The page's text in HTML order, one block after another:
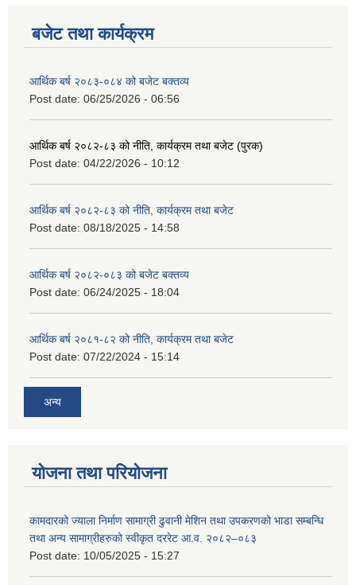
बजेट तथा कार्यक्रम
आर्थिक बर्ष २०८३-०८४ को बजेट बक्तव्य
Post date: 06/25/2026 - 06:56
आर्थिक बर्ष २०८२-८३ को नीति, कार्यक्रम तथा बजेट (पुरक)
Post date: 04/22/2026 - 10:12
आर्थिक बर्ष २०८२-८३ को नीति, कार्यक्रम तथा बजेट
Post date: 08/18/2025 - 14:58
आर्थिक बर्ष २०८२-०८३ को बजेट बक्तव्य
Post date: 06/24/2025 - 18:04
आर्थिक बर्ष २०८१-८२ को नीति, कार्यक्रम तथा बजेट
Post date: 07/22/2024 - 15:14
अन्य
योजना तथा परियोजना
कामदारको ज्याला निर्माण सामाग्री ढुवानी मेशिन तथा उपकरणको भाडा सम्बन्धि
तथा अन्य सामाग्रीहरुको स्वीकृत दररेट आ.व. २०८२–०८३
Post date: 10/05/2025 - 15:27